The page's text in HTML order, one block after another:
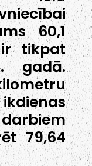
60,1
tikpat
gadā.
79,64